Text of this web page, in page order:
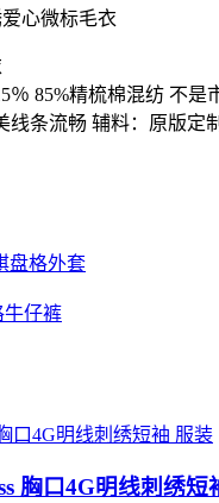
％ 85%精梳棉混纺 不
线条流畅 辅料：原版定
盘格外套
牛仔裤
服装
胸口4G明线刺绣短